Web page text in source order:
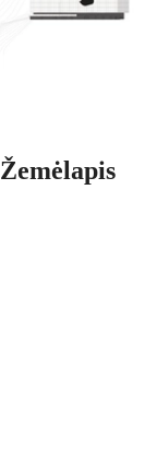
Žemėlapis